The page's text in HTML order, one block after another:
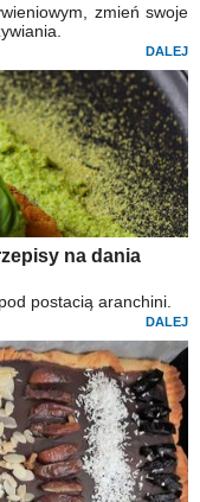
zmień swoje
DALEJ
na dania
postacią aranchini.
DALEJ